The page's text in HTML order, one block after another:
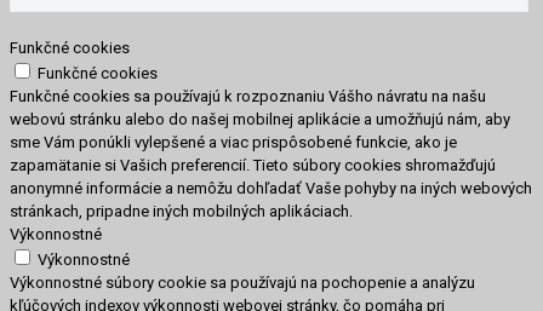
Funkčné cookies
Funkčné cookies
Funkčné cookies sa používajú k rozpoznaniu Vášho návratu na našu
webovú stránku alebo do našej mobilnej aplikácie a umožňujú nám, aby
sme Vám ponúkli vylepšené a viac prispôsobené funkcie, ako je
zapamätanie si Vašich preferencií. Tieto súbory cookies shromažďujú
anonymné informácie a nemôžu dohľadať Vaše pohyby na iných webových
stránkach, pripadne iných mobilných aplikáciach.
Výkonnostné
Výkonnostné
Výkonnostné súbory cookie sa používajú na pochopenie a analýzu
kľúčových indexov výkonnosti webovej stránky, čo pomáha pri